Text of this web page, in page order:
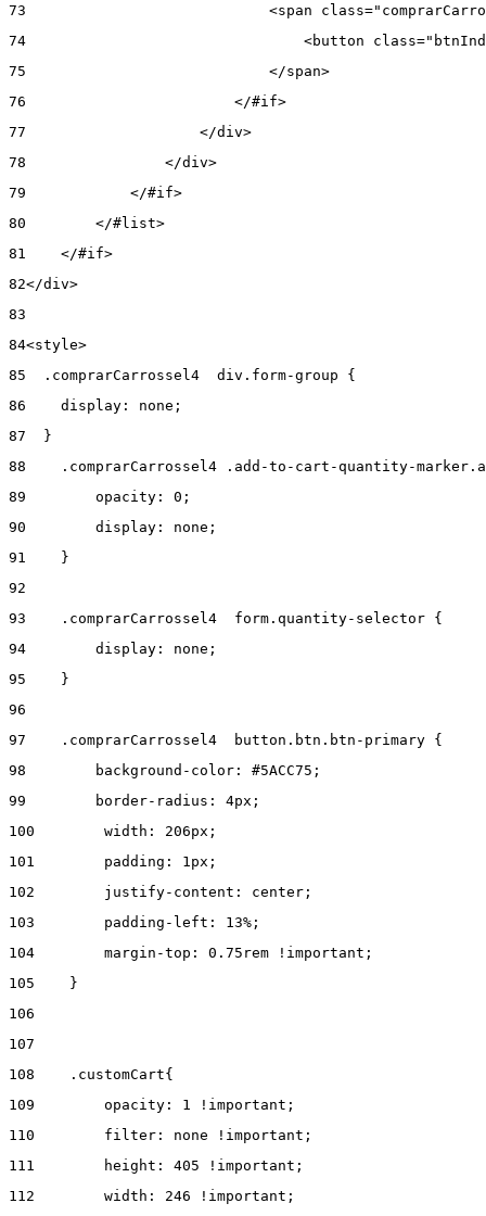
73
<span
74
<button
75
                            </span>
76
                        </#if>
77
                    </div>
78
                </div>
79
            </#if>
80
        </#list>
81
    </#if>
82</div>
83
84<style>
85
  .comprarCarrossel4  div.form-group {
86
    display: none;
87
  }
88
.comprarCarrossel4 .add-to-cart-quantity-
89
        opacity: 0;
90
        display: none;
91
    }
92
93
    .comprarCarrossel4  form.quantity-selector {
94
        display: none;
95
    }
96
97
    .comprarCarrossel4  button.btn.btn-primary {
98
        background-color: #5ACC75;
99
        border-radius: 4px;
100
        width: 206px;
101
        padding: 1px;
102
        justify-content: center;
103
        padding-left: 13%;
104
        margin-top: 0.75rem !important;
105
    }
106
107
108
    .customCart{
109
        opacity: 1 !important;
110
        filter: none !important;
111
        height: 405 !important;
112
        width: 246 !important;